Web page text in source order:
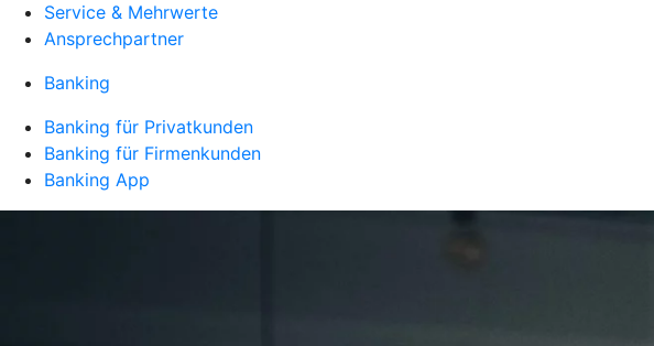
Service & Mehrwerte
Ansprechpartner
Banking
Banking für Privatkunden
Banking für Firmenkunden
Banking App